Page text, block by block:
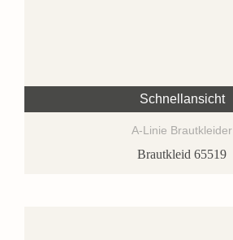
Schnellansicht
A-Linie Brautkleider
Brautkleid 65519